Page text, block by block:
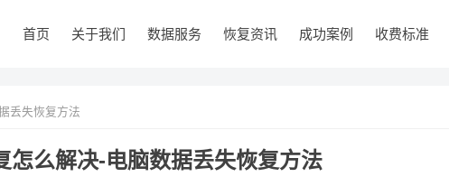
首页 关于我们 数据服务 恢复资讯 成功案例 收费标准
丢失恢复方法
怎么解决-电脑数据丢失恢复方法